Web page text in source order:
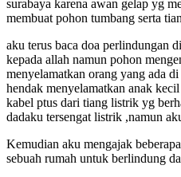
surabaya karena awan gelap yg
membuat pohon tumbang serta
aku terus baca doa perlindungan
kepada allah namun pohon
menyelamatkan orang yang ada
hendak menyelamatkan anak
kabel ptus dari tiang listrik yg
dadaku tersengat listrik ,namun
Kemudian aku mengajak
sebuah rumah untuk berlindung